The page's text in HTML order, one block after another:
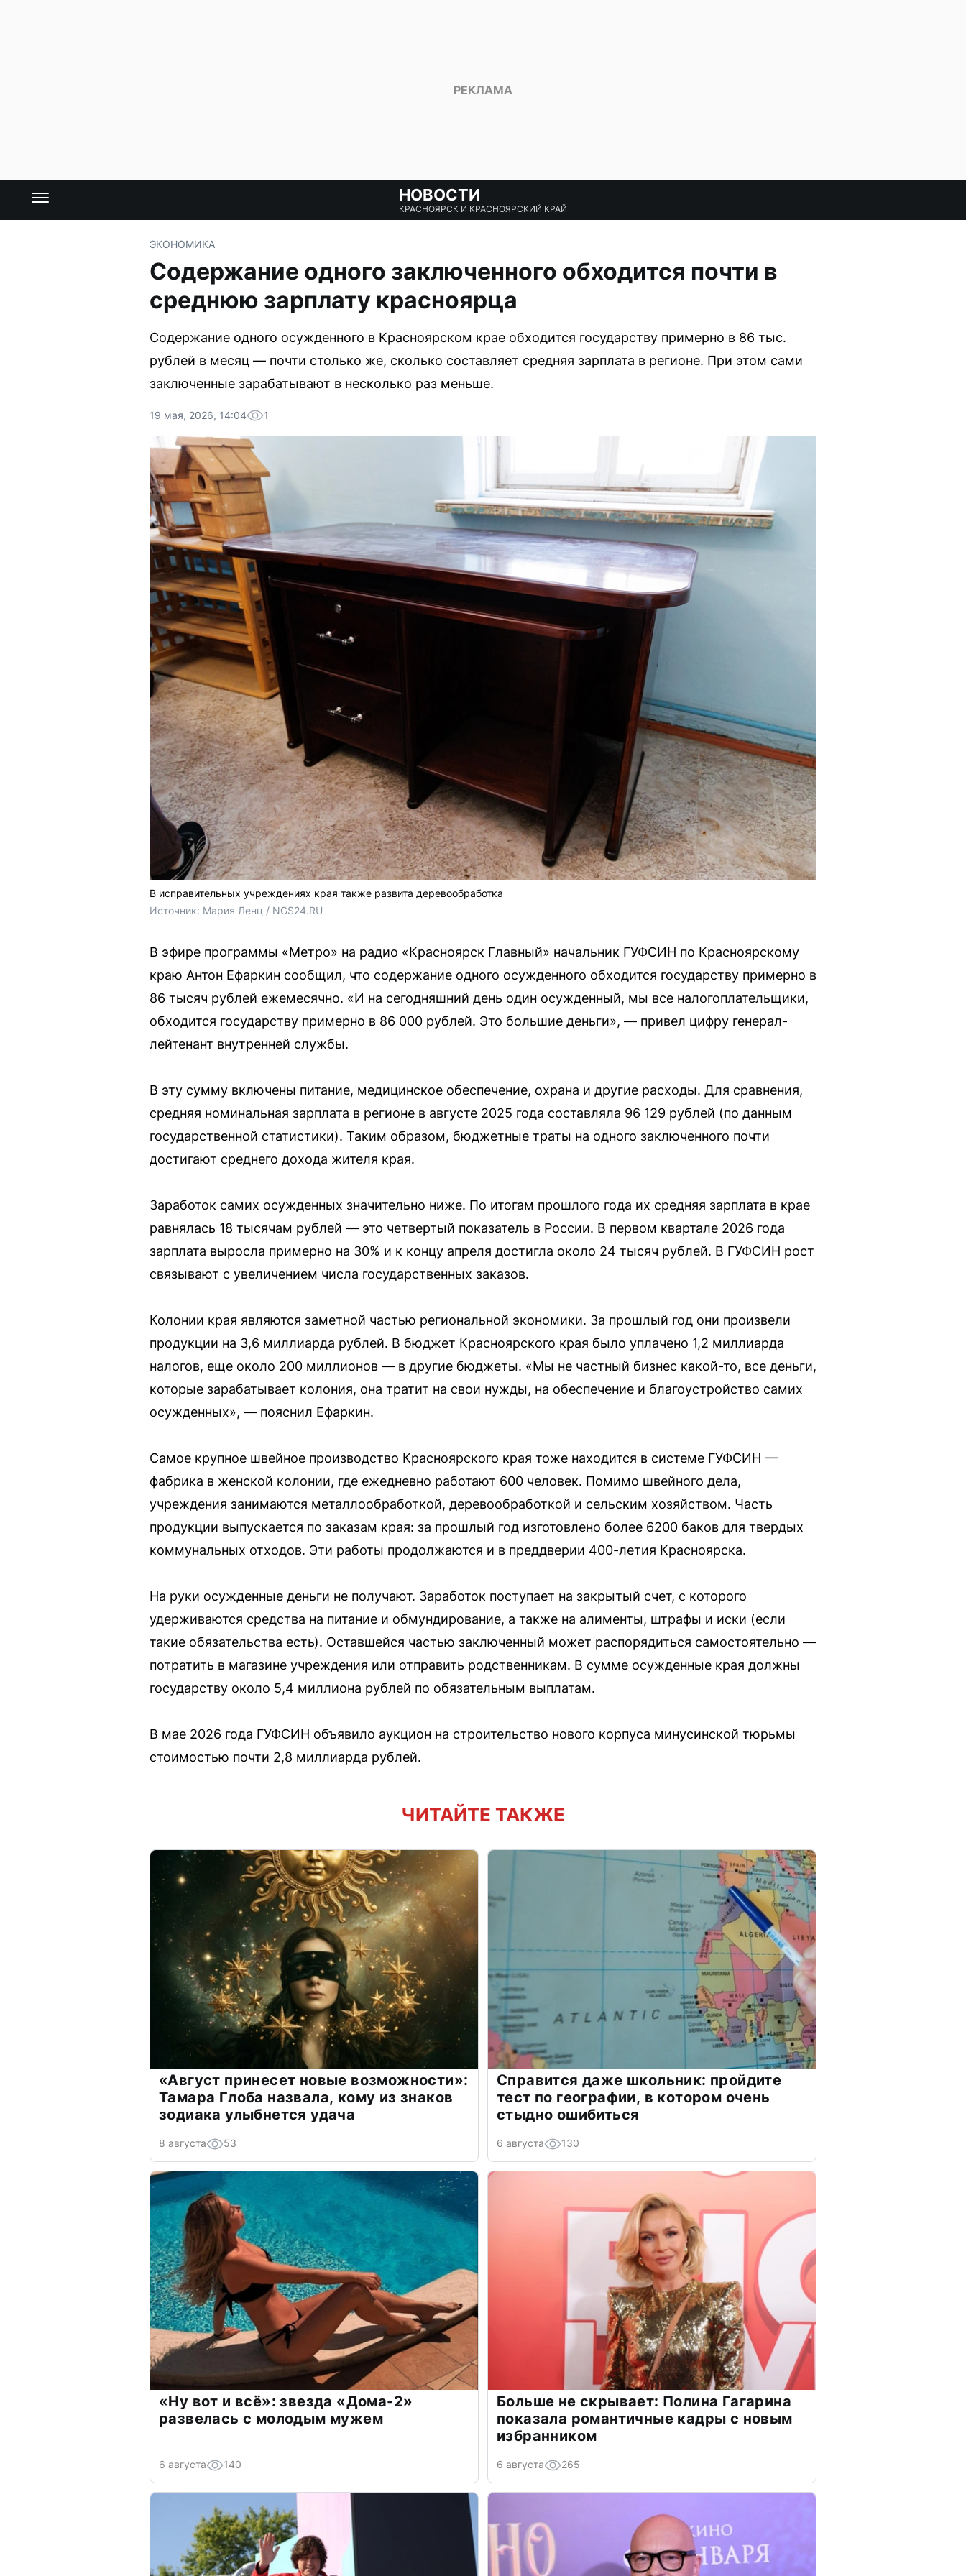
НОВОСТИ
КРАСНОЯРСК И КРАСНОЯРСКИЙ КРАЙ
ЭКОНОМИКА
Содержание одного заключенного обходится почти в
среднюю зарплату красноярца
Содержание одного осужденного в Красноярском крае обходится государству примерно в 86 тыс.
рублей в месяц — почти столько же, сколько составляет средняя зарплата в регионе. При этом сами
заключенные зарабатывают в несколько раз меньше.
19 мая, 2026, 14:04 1
В исправительных учреждениях края также развита деревообработка
Источник: Мария Ленц / NGS24.RU
В эфире программы «Метро» на радио «Красноярск Главный» начальник ГУФСИН по Красноярскому
краю Антон Ефаркин сообщил, что содержание одного осужденного обходится государству примерно в
86 тысяч рублей ежемесячно. «И на сегодняшний день один осужденный, мы все налогоплательщики,
обходится государству примерно в 86 000 рублей. Это большие деньги», — привел цифру генерал-
лейтенант внутренней службы.
В эту сумму включены питание, медицинское обеспечение, охрана и другие расходы. Для сравнения,
средняя номинальная зарплата в регионе в августе 2025 года составляла 96 129 рублей (по данным
государственной статистики). Таким образом, бюджетные траты на одного заключенного почти
достигают среднего дохода жителя края.
Заработок самих осужденных значительно ниже. По итогам прошлого года их средняя зарплата в крае
равнялась 18 тысячам рублей — это четвертый показатель в России. В первом квартале 2026 года
зарплата выросла примерно на 30% и к концу апреля достигла около 24 тысяч рублей. В ГУФСИН рост
связывают с увеличением числа государственных заказов.
Колонии края являются заметной частью региональной экономики. За прошлый год они произвели
продукции на 3,6 миллиарда рублей. В бюджет Красноярского края было уплачено 1,2 миллиарда
налогов, еще около 200 миллионов — в другие бюджеты. «Мы не частный бизнес какой-то, все деньги,
которые зарабатывает колония, она тратит на свои нужды, на обеспечение и благоустройство самих
осужденных», — пояснил Ефаркин.
Самое крупное швейное производство Красноярского края тоже находится в системе ГУФСИН —
фабрика в женской колонии, где ежедневно работают 600 человек. Помимо швейного дела,
учреждения занимаются металлообработкой, деревообработкой и сельским хозяйством. Часть
продукции выпускается по заказам края: за прошлый год изготовлено более 6200 баков для твердых
коммунальных отходов. Эти работы продолжаются и в преддверии 400-летия Красноярска.
На руки осужденные деньги не получают. Заработок поступает на закрытый счет, с которого
удерживаются средства на питание и обмундирование, а также на алименты, штрафы и иски (если
такие обязательства есть). Оставшейся частью заключенный может распорядиться самостоятельно —
потратить в магазине учреждения или отправить родственникам. В сумме осужденные края должны
государству около 5,4 миллиона рублей по обязательным выплатам.
В мае 2026 года ГУФСИН объявило аукцион на строительство нового корпуса минусинской тюрьмы
стоимостью почти 2,8 миллиарда рублей.
ЧИТАЙТЕ ТАКЖЕ
«Август принесет новые возможности»:
Тамара Глоба назвала, кому из знаков
зодиака улыбнется удача
8 августа 53
Справится даже школьник: пройдите
тест по географии, в котором очень
стыдно ошибиться
6 августа 130
«Ну вот и всё»: звезда «Дома-2»
развелась с молодым мужем
6 августа 140
Больше не скрывает: Полина Гагарина
показала романтичные кадры с новым
избранником
6 августа 265